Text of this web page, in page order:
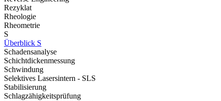
Rezyklat
Rheologie
Rheometrie
S
Überblick S
Schadensanalyse
Schichtdickenmessung
Schwindung
Selektives Lasersintern - SLS
Stabilisierung
Schlagzähigkeitsprüfung